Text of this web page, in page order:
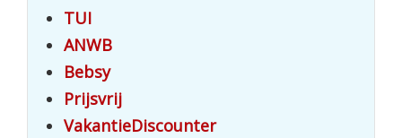
TUI
ANWB
Bebsy
Prijsvrij
VakantieDiscounter